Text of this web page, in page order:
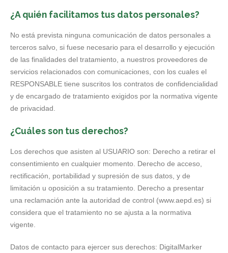
¿A quién facilitamos tus datos personales?
No está prevista ninguna comunicación de datos personales a
terceros salvo, si fuese necesario para el desarrollo y ejecución
de las finalidades del tratamiento, a nuestros proveedores de
servicios relacionados con comunicaciones, con los cuales el
RESPONSABLE tiene suscritos los contratos de confidencialidad
y de encargado de tratamiento exigidos por la normativa vigente
de privacidad.
¿Cuáles son tus derechos?
Los derechos que asisten al USUARIO son: Derecho a retirar el
consentimiento en cualquier momento. Derecho de acceso,
rectificación, portabilidad y supresión de sus datos, y de
limitación u oposición a su tratamiento. Derecho a presentar
una reclamación ante la autoridad de control (www.aepd.es) si
considera que el tratamiento no se ajusta a la normativa
vigente.
Datos de contacto para ejercer sus derechos: DigitalMarker